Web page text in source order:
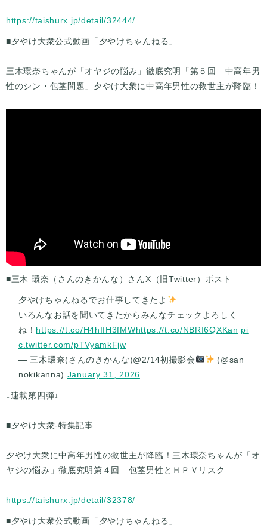
https://taishurx.jp/detail/32444/
■夕やけ大衆公式動画「夕やけちゃんねる」
三木環奈ちゃんが「オヤジの悩み」徹底究明「第５回 中高年男
性のシン・包茎問題」夕やけ大衆に中高年男性の救世主が降臨！
■三木 環奈（さんのきかんな）さんX（旧Twitter）ポスト
夕やけちゃんねるでお仕事してきたよ
いろんなお話を聞いてきたからみんなチェックよろしく
ね！ https://t.co/H4hIfH3fMWhttps://t.co/NBRI6QXKan pi
c.twitter.com/pTVyamkFjw
— 三木環奈(さんのきかんな)@2/14初撮影会
(@san
nokikanna) January 31, 2026
↓連載第四弾↓
■夕やけ大衆-特集記事
夕やけ大衆に中高年男性の救世主が降臨！三木環奈ちゃんが「オ
ヤジの悩み」徹底究明第４回 包茎男性とＨＰＶリスク
https://taishurx.jp/detail/32378/
■夕やけ大衆公式動画「夕やけちゃんねる」